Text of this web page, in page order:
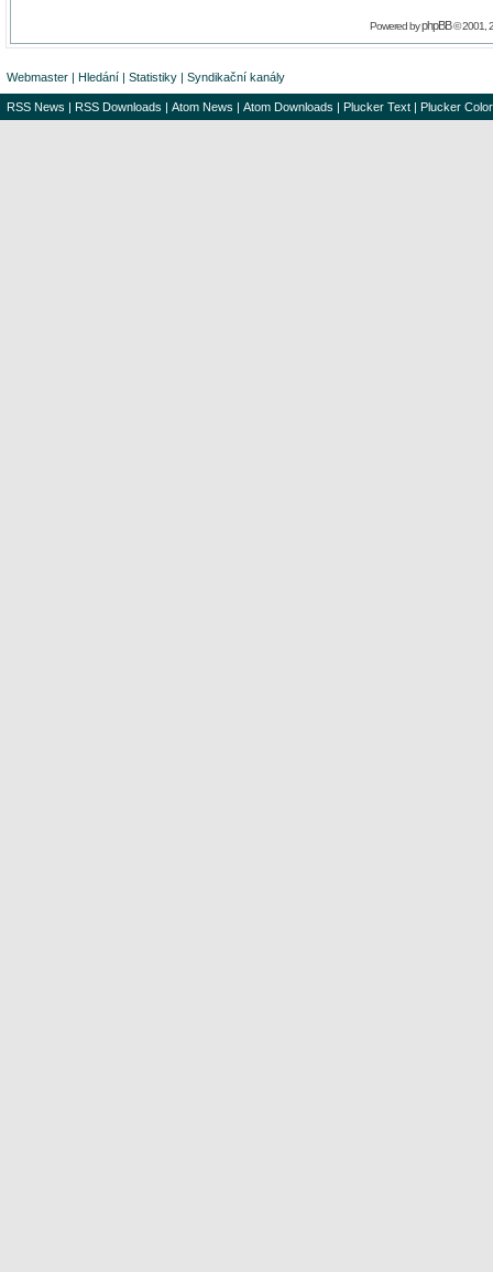
Powered byphpBB© 2001,
Webmaster | Hledání | Statistiky | Syndikační kanály
RSS News | RSS Downloads | Atom News | Atom Downloads | Plucker Text | Plucker Color